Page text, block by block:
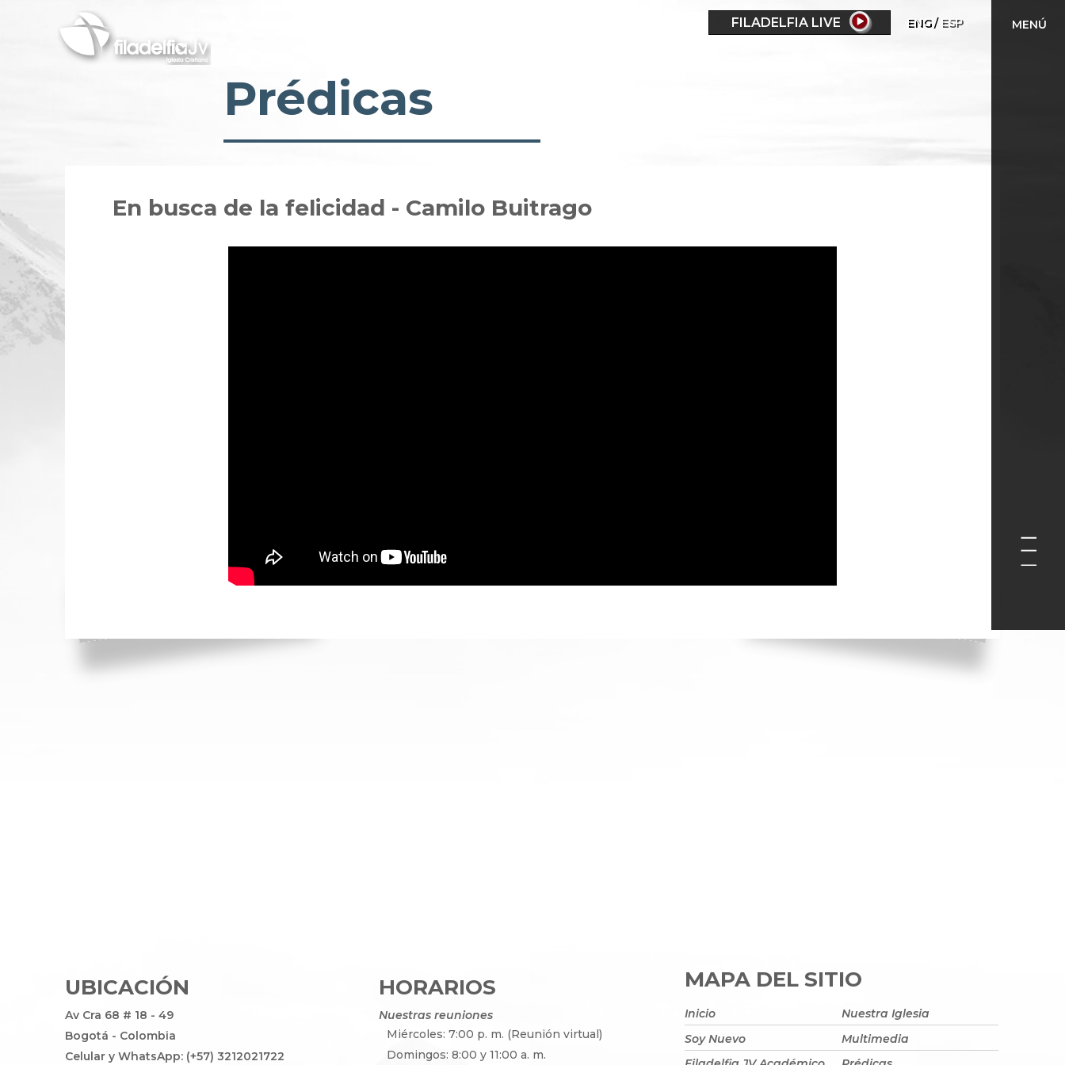
FILADELFIA LIVE ENG ESP MENÚ
Prédicas
En busca de la felicidad - Camilo Buitrago
UBICACIÓN
Av Cra 68 # 18 - 49
Bogotá - Colombia
Celular y WhatsApp: (+57) 3212021722
HORARIOS
Nuestras reuniones
Miércoles: 7:00 p. m. (Reunión virtual)
Domingos: 8:00 y 11:00 a. m.
MAPA DEL SITIO
Inicio
Nuestra Iglesia
Soy Nuevo
Multimedia